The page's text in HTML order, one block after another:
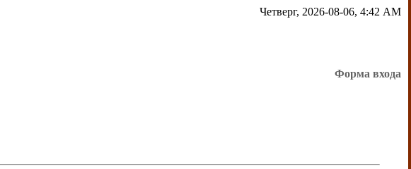
Четверг, 2026-08-06, 4:42 AM
Форма входа